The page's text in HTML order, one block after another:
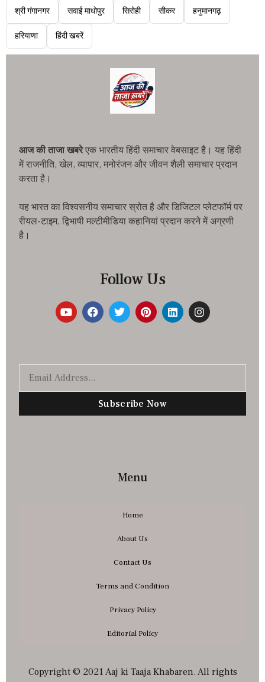
श्री गंगानगर सवाई माधोपुर सिरोही सीकर हनुमानगढ़
हरियाणा हिंदी खबरें
आज की ताजा खबरेएक भारतीय हिंदी समाचार वेबसाइट है। यह हिंदी
में राजनीति, खेल, व्यापार, मनोरंजन और जीवन शैली समाचार प्रदान
करता है।
यह भारत का विश्वसनीय समाचार स्रोत है और डिजिटल प्लेटफॉर्म पर
रीयल-टाइम, द्विभाषी मल्टीमीडिया कहानियां प्रदान करने में अग्रणी
है।
Follow Us
Subscribe Now
Menu
Home
About Us
Contact Us
Terms and Condition
Privacy Policy
Editorial Policy
Copyright © 2021 Aaj ki Taaja Khabaren. All rights